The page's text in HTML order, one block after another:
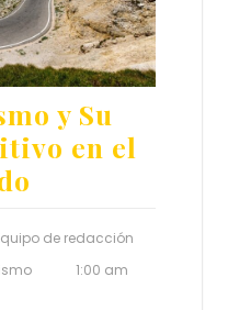
y Su
en el
de redacción
1:00 am